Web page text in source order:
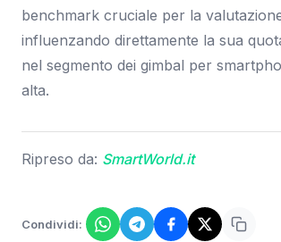
benchmark cruciale per la
influenzando direttamente la sua
nel segmento dei gimbal per
alta.
Ripreso da: SmartWorld.it
Condividi: